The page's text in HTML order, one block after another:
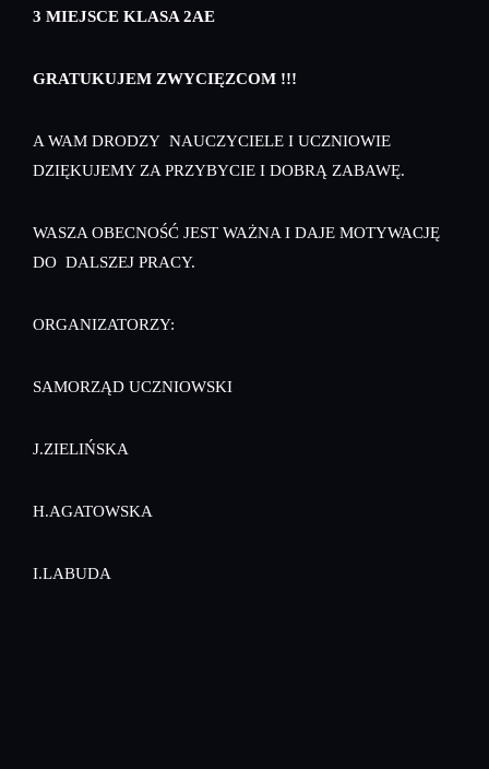
3 MIEJSCE KLASA 2AE
GRATUKUJEM ZWYCIĘZCOM !!!
A WAM DRODZY NAUCZYCIELE I UCZNIOWIE
DZIĘKUJEMY ZA PRZYBYCIE I DOBRĄ ZABAWĘ.
WASZA OBECNOŚĆ JEST WAŻNA I DAJE MOTYWACJĘ
DO DALSZEJ PRACY.
ORGANIZATORZY:
SAMORZĄD UCZNIOWSKI
J.ZIELIŃSKA
H.AGATOWSKA
I.LABUDA